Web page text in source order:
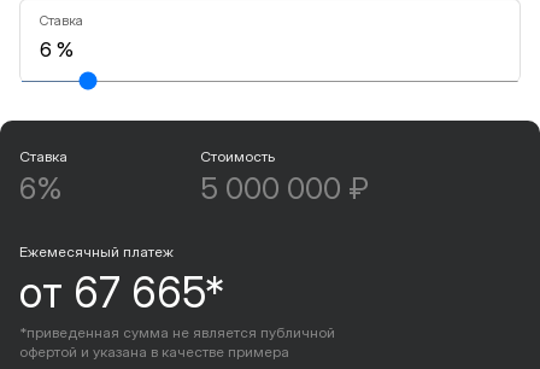
Ставка
Ставка
6%
Стоимость
5 000 000 ₽
Ежемесячный платеж
от 67 665*
*приведенная сумма не является публичной
офертой и указана в качестве примера